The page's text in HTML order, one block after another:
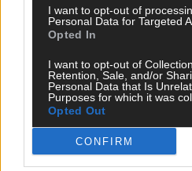
I want to opt-out of
Personal Data for Targeted
Opted In
I want to opt-out of
Retention, Sale, and/or
Personal Data that Is
Purposes for which it was
Opted Out
CONFIRM
Von Lugano bis Wien: Wie der
Abstimmungssystem immer
Mai 2026
WERBE BEI UNS!